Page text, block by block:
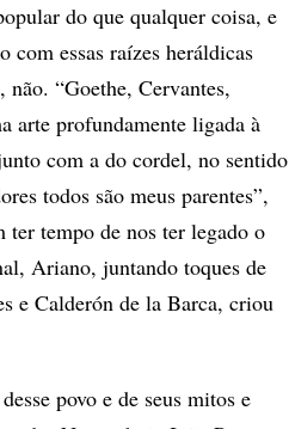
do que qualquer coisa, e
com essas raízes heráldicas
“Goethe, Cervantes,
arte profundamente ligada à
com a do cordel, no sentido
todos são meus parentes”,
ter tempo de nos ter legado o
Ariano, juntando toques de
e Calderón de la Barca, criou
povo e de seus mitos e